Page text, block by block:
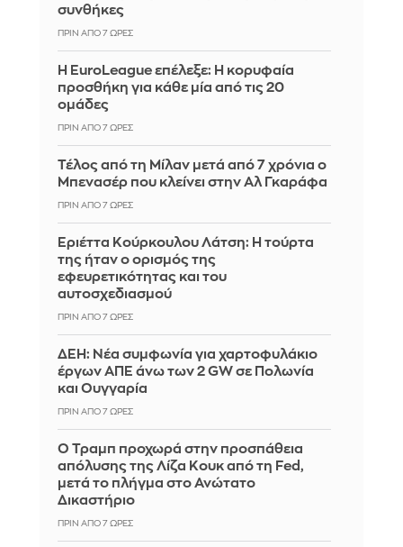
συνθήκες
ΠΡΙΝ ΑΠΌ 7 ΏΡΕΣ
Η EuroLeague επέλεξε: Η κορυφαία
προσθήκη για κάθε μία από τις 20
ομάδες
ΠΡΙΝ ΑΠΌ 7 ΏΡΕΣ
Τέλος από τη Μίλαν μετά από 7 χρόνια ο
Μπενασέρ που κλείνει στην Αλ Γκαράφα
ΠΡΙΝ ΑΠΌ 7 ΏΡΕΣ
Εριέττα Κούρκουλου Λάτση: Η τούρτα
της ήταν ο ορισμός της
εφευρετικότητας και του
αυτοσχεδιασμού
ΠΡΙΝ ΑΠΌ 7 ΏΡΕΣ
ΔΕΗ: Νέα συμφωνία για χαρτοφυλάκιο
έργων ΑΠΕ άνω των 2 GW σε Πολωνία
και Ουγγαρία
ΠΡΙΝ ΑΠΌ 7 ΏΡΕΣ
Ο Τραμπ προχωρά στην προσπάθεια
απόλυσης της Λίζα Κουκ από τη Fed,
μετά το πλήγμα στο Ανώτατο
Δικαστήριο
ΠΡΙΝ ΑΠΌ 7 ΏΡΕΣ